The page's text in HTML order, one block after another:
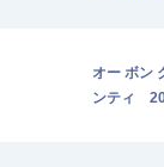
オー ボン
ンティ